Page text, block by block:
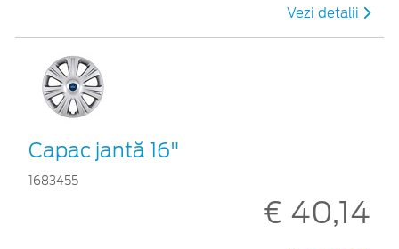
Vezi detalii
Capac jantă 16"
1683455
€ 40,14